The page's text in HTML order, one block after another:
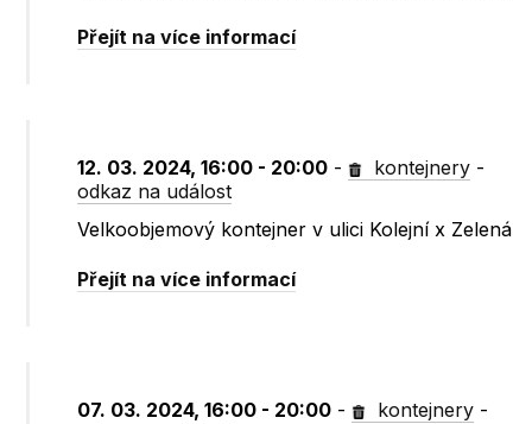
Přejít na více informací
12. 03. 2024, 16:00 - 20:00 - kontejnery -
odkaz na událost
Velkoobjemový kontejner v ulici Kolejní x Zelená
Přejít na více informací
07. 03. 2024, 16:00 - 20:00 - kontejnery -